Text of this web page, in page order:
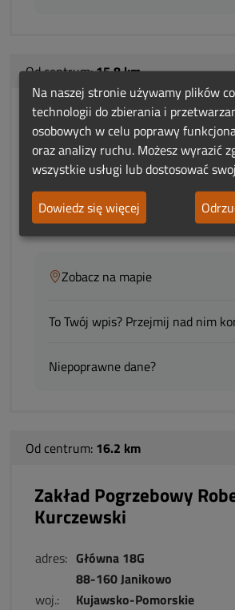
Od centrum:15.8 km
Zakład Pogrzebowy
Owedyk
adres:
Dworcowa 10 D
88-160 Janikowo
woj.:
Kujawsko-Pomorskie
Zobacz na mapie
To Twój wpis? Przejmij nad nim
Niepoprawne dane?
Od centrum: 16.2 km
Zakład Pogrzebowy
Kurczewski
adres: Główna 18G
88-160 Janikowo
woj.:
Kujawsko-Pomorskie
Na naszej stronie używamy plików
technologii do zbierania i
osobowych w celu poprawy
oraz analizy ruchu. Możesz wyrazić
wszystkie usługi lub dostosować
Dowiedz się więcej